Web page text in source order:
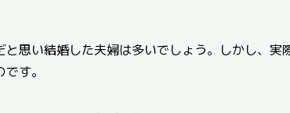
思い結婚した夫婦は多いでしょう。しかし、実
す。